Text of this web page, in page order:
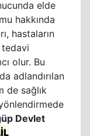
elde
hakkında
hastaların
tedavi
olur. Bu
adlandırılan
de sağlık
Devlet